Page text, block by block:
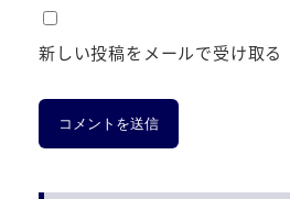
新しい投稿をメールで受け取る